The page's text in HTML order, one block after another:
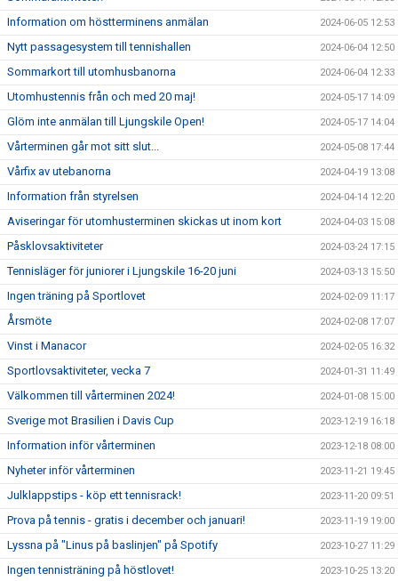
Information om höstterminens anmälan 2024-06-05 12:53
Nytt passagesystem till tennishallen 2024-06-04 12:50
Sommarkort till utomhusbanorna 2024-06-04 12:33
Utomhustennis från och med 20 maj! 2024-05-17 14:09
Glöm inte anmälan till Ljungskile Open! 2024-05-17 14:04
Vårterminen går mot sitt slut... 2024-05-08 17:44
Vårfix av utebanorna 2024-04-19 13:08
Information från styrelsen 2024-04-14 12:20
Aviseringar för utomhusterminen skickas ut inom kort 2024-04-03 15:08
Påsklovsaktiviteter 2024-03-24 17:15
Tennisläger för juniorer i Ljungskile 16-20 juni 2024-03-13 15:50
Ingen träning på Sportlovet 2024-02-09 11:17
Årsmöte 2024-02-08 17:07
Vinst i Manacor 2024-02-05 16:32
Sportlovsaktiviteter, vecka 7 2024-01-31 11:49
Välkommen till vårterminen 2024! 2024-01-08 15:00
Sverige mot Brasilien i Davis Cup 2023-12-19 16:18
Information inför vårterminen 2023-12-18 08:00
Nyheter inför vårterminen 2023-11-21 19:45
Julklappstips - köp ett tennisrack! 2023-11-20 09:51
Prova på tennis - gratis i december och januari! 2023-11-19 19:00
Lyssna på "Linus på baslinjen" på Spotify 2023-10-27 11:29
Ingen tennisträning på höstlovet! 2023-10-25 13:20